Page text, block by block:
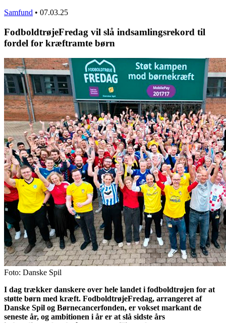
Samfund • 07.03.25
FodboldtrøjeFredag vil slå indsamlingsrekord til
fordel for kræftramte børn
Foto: Danske Spil
I dag trækker danskere over hele landet i fodboldtrøjen for at
støtte børn med kræft. FodboldtrøjeFredag, arrangeret af
Danske Spil og Børnecancerfonden, er vokset markant de
seneste år, og ambitionen i år er at slå sidste års